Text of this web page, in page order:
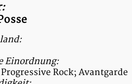
Einordnung:
Rock; Avantgarde